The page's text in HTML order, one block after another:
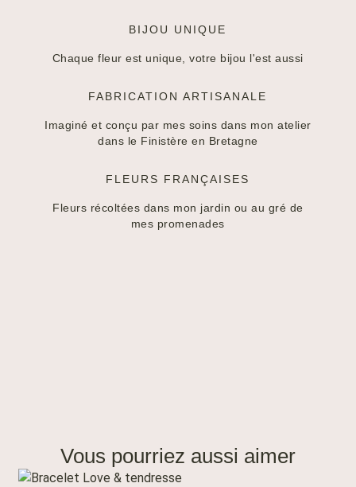
BIJOU UNIQUE
Chaque fleur est unique, votre bijou l'est aussi
FABRICATION ARTISANALE
Imaginé et conçu par mes soins dans mon atelier
dans le Finistère en Bretagne
FLEURS FRANÇAISES
Fleurs récoltées dans mon jardin ou au gré de
mes promenades
Vous pourriez aussi aimer